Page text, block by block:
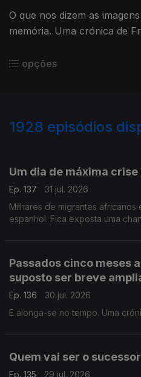
O que nos dizem as
memória. Uma crónica de
opções
1928 episódios
Um dia de máxima
Ep. 137
31 jul. 2026
Milhares de migrantes africanos
espanhol. Fica exposta uma
Passados cinco meses
suposto ser breve
Ep. 136
30 jul. 2026
E alonga-se no tempo. Uma
Quem vai ser o
Ep. 135
29 jul. 2026